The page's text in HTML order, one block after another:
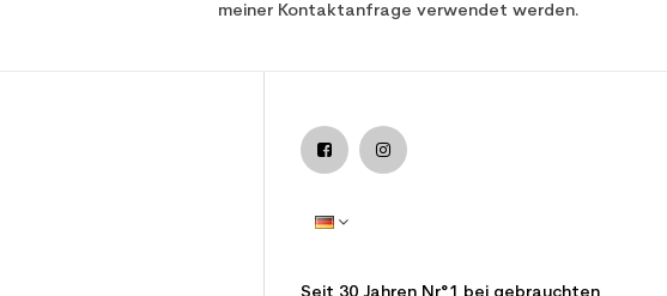
meiner Kontaktanfrage verwendet werden.